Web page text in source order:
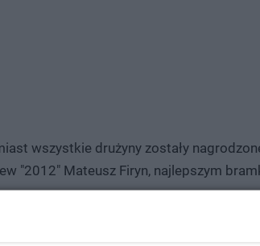
wszystkie drużyny zostały
"2012" Mateusz Firyn, najlepszym